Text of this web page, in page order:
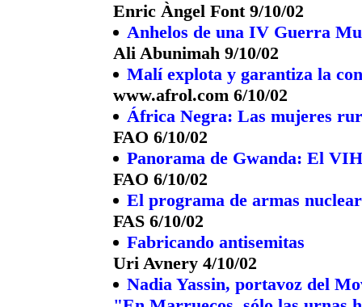
Enric Àngel Font 9/10/02
Anhelos de una IV Guerra
Ali Abunimah 9/10/02
Malí explota y garantiza la
www.afrol.com 6/10/02
África Negra: Las mujeres
FAO 6/10/02
Panorama de Gwanda: El
FAO 6/10/02
El programa de armas
FAS 6/10/02
Fabricando antisemitas
Uri Avnery 4/10/02
Nadia Yassin, portavoz del